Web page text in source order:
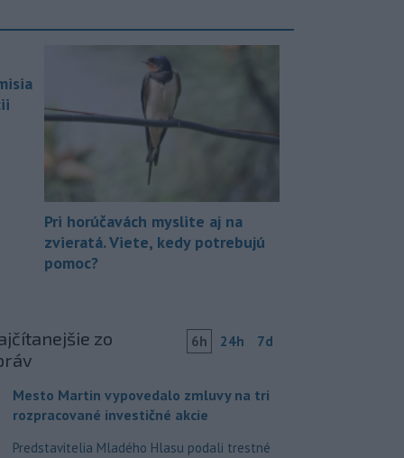
Pri horúčavách myslite aj na
zvieratá. Viete, kedy potrebujú
pomoc?
zo
6h 24h 7d
Mesto Martin vypovedalo zmluvy na tri
rozpracované investičné akcie
Predstavitelia Mladého Hlasu podali trestné